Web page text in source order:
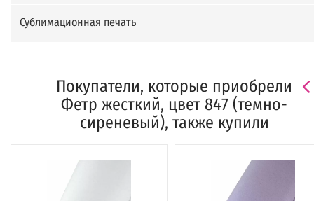
Сублимационная печать
Покупатели, которые приобрели
Фетр жесткий, цвет 847 (темно-
сиреневый), также купили